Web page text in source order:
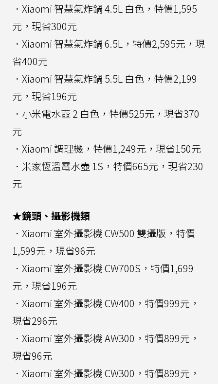
．Xiaomi 智慧氣炸鍋 4.5L 白色，特價1,595
元，現省300元
．Xiaomi 智慧氣炸鍋 6.5L，特價2,595元，現
省400元
．Xiaomi 智慧氣炸鍋 5.5L 白色，特價2,199
元，現省196元
．小米電水壺 2 白色，特價525元，現省370
元
．Xiaomi 調理機，特價1,249元，現省150元
．米家恆溫電水壺 1S，特價665元，現省230
元
★鏡頭、攝影機類
．Xiaomi 室外攝影機 CW500 雙攝版，特價
1,599元，現省96元
．Xiaomi 室外攝影機 CW700S，特價1,699
元，現省196元
．Xiaomi 室外攝影機 CW400，特價999元，
現省296元
．Xiaomi 室外攝影機 AW300，特價899元，
現省96元
．Xiaomi 室外攝影機 CW300，特價899元，